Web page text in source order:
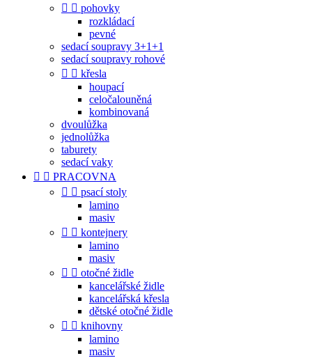
  pohovky
rozkládací
pevné
sedací soupravy 3+1+1
sedací soupravy rohové
  křesla
houpací
celočalouněná
kombinovaná
dvoulůžka
jednolůžka
taburety
sedací vaky
  PRACOVNA
  psací stoly
lamino
masiv
  kontejnery
lamino
masiv
  otočné židle
kancelářské židle
kancelářská křesla
dětské otočné židle
  knihovny
lamino
masiv